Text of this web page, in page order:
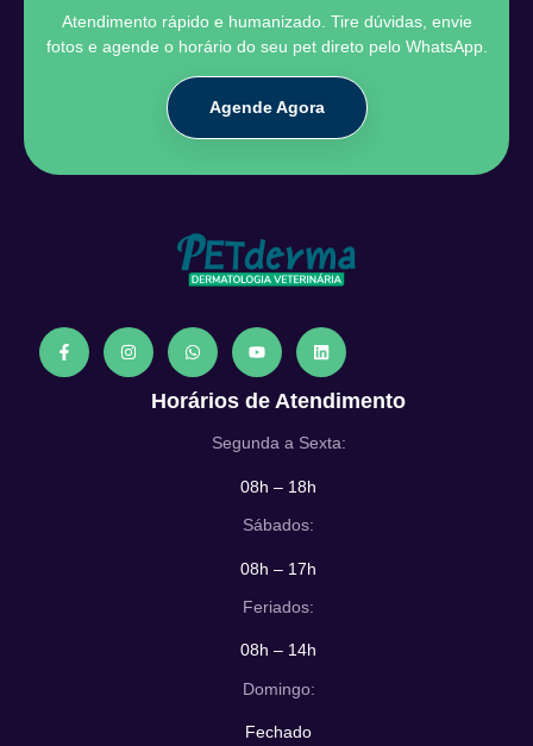
Atendimento rápido e humanizado. Tire dúvidas, envie
fotos e agende o horário do seu pet direto pelo WhatsApp.
Agende Agora
Horários de Atendimento
Segunda a Sexta:
08h – 18h
Sábados:
08h – 17h
Feriados:
08h – 14h
Domingo:
Fechado